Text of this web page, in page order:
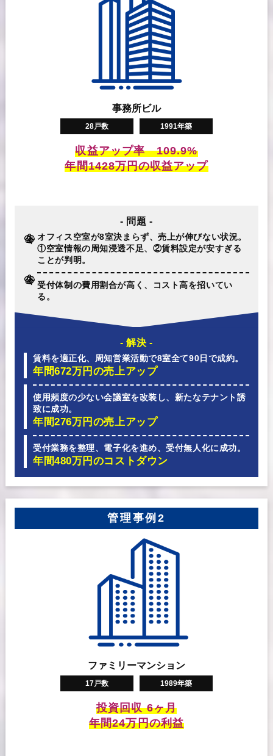
事務所ビル
28戸数 1991年築
収益アップ率 109.9%
年間1428万円の収益アップ
- 問題 -
オフィス空室が8室決まらず、売上が伸びない状況。
①空室情報の周知浸透不足、②賃料設定が安すぎる
ことが判明。
受付体制の費用割合が高く、コスト高を招いてい
る。
- 解決 -
賃料を適正化、周知営業活動で8室全て90日で成約。
年間672万円の売上アップ
使用頻度の少ない会議室を改装し、新たなテナント誘
致に成功。
年間276万円の売上アップ
受付業務を整理、電子化を進め、受付無人化に成功。
年間480万円のコストダウン
管理事例2
ファミリーマンション
17戸数 1989年築
投資回収 6ヶ月
年間24万円の利益